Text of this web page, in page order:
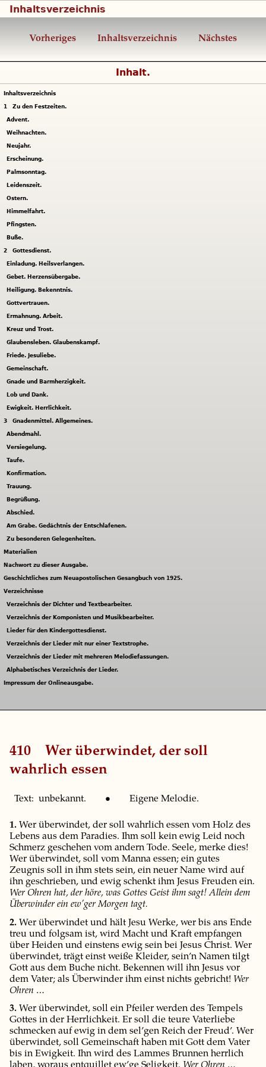
Inhaltsverzeichnis
Vorheriges Inhaltsverzeichnis Nächstes
Inhalt.
Inhaltsverzeichnis
1 Zu den Festzeiten.
Advent.
Weihnachten.
Neujahr.
Erscheinung.
Palmsonntag.
Leidenszeit.
Ostern.
Himmelfahrt.
Pfingsten.
Buße.
2 Gottesdienst.
Einladung. Heilsverlangen.
Gebet. Herzensübergabe.
Heiligung. Bekenntnis.
Gottvertrauen.
Ermahnung. Arbeit.
Kreuz und Trost.
Glaubensleben. Glaubenskampf.
Friede. Jesuliebe.
Gemeinschaft.
Gnade und Barmherzigkeit.
Lob und Dank.
Ewigkeit. Herrlichkeit.
3 Gnadenmittel. Allgemeines.
Abendmahl.
Versiegelung.
Taufe.
Konfirmation.
Trauung.
Begrüßung.
Abschied.
Am Grabe. Gedächtnis der Entschlafenen.
Zu besonderen Gelegenheiten.
Materialien
Nachwort zu dieser Ausgabe.
Geschichtliches zum Neuapostolischen Gesangbuch von 1925.
Verzeichnisse
Verzeichnis der Dichter und Textbearbeiter.
Verzeichnis der Komponisten und Musikbearbeiter.
Lieder für den Kindergottesdienst.
Verzeichnis der Lieder mit nur einer Textstrophe.
Verzeichnis der Lieder mit mehreren Melodiefassungen.
Alphabetisches Verzeichnis der Lieder.
Impressum der Onlineausgabe.
410 Wer überwindet, der soll
wahrlich essen
Text: unbekannt. • Eigene Melodie.
1. Wer überwindet, der soll wahrlich essen vom Holz des
Lebens aus dem Paradies. Ihm soll kein ewig Leid noch
Schmerz geschehen vom andern Tode. Seele, merke dies!
Wer überwindet, soll vom Manna essen; ein gutes
Zeugnis soll in ihm stets sein, ein neuer Name wird auf
ihn geschrieben, und ewig schenkt ihm Jesus Freuden ein.
Wer Ohren hat, der höre, was Gottes Geist ihm sagt! Allein dem
Überwinder ein ew’ger Morgen tagt.
2. Wer überwindet und hält Jesu Werke, wer bis ans Ende
treu und folgsam ist, wird Macht und Kraft empfangen
über Heiden und einstens ewig sein bei Jesus Christ. Wer
überwindet, trägt einst weiße Kleider, sein’n Namen tilgt
Gott aus dem Buche nicht. Bekennen will ihn Jesus vor
dem Vater; als Überwinder ihm einst nichts gebricht! Wer
Ohren …
3. Wer überwindet, soll ein Pfeiler werden des Tempels
Gottes in der Herrlichkeit. Er soll die teure Vaterliebe
schmecken auf ewig in dem sel’gen Reich der Freud’. Wer
überwindet, soll Gemeinschaft haben mit Gott dem Vater
bis in Ewigkeit. Ihn wird des Lammes Brunnen herrlich
laben, woraus entquillet ew’ge Seligkeit. Wer Ohren …